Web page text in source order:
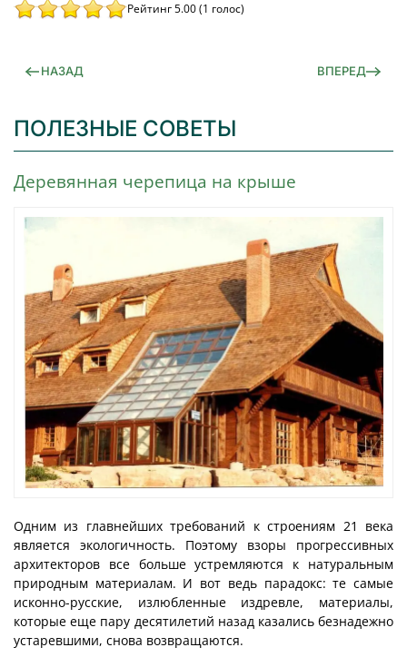
Рейтинг 5.00 (1 голос)
НАЗАД ВПЕРЕД
ПОЛЕЗНЫЕ СОВЕТЫ
Деревянная черепица на крыше
Одним из главнейших требований к строениям 21 века
является экологичность. Поэтому взоры прогрессивных
архитекторов все больше устремляются к натуральным
природным материалам. И вот ведь парадокс: те самые
исконно-русские, излюбленные издревле, материалы,
которые еще пару десятилетий назад казались безнадежно
устаревшими, снова возвращаются.